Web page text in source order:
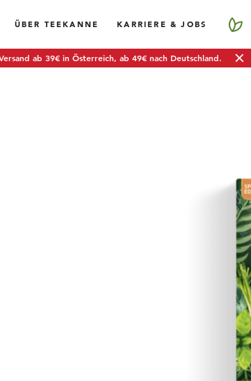
ÜBER TEEKANNE KARRIERE & JOBS
ab 39€ in Österreich, ab 49€ nach Deutschland.